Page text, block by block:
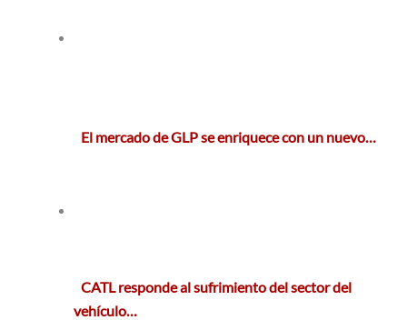
El mercado de GLP se enriquece con un nuevo…
CATL responde al sufrimiento del sector del
vehículo…